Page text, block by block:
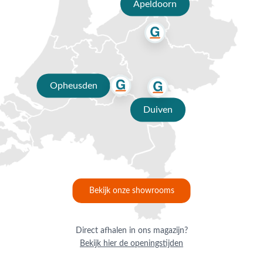
een vrijhangende parasol ontstaat. Om die reden wordt dit type ook
wel een hangparasol genoemd. Het voordeel van zweefparasols is dat
de voet naast de tafel of zithoek kan worden geplaatst. Zo staat hij
niet in de weg en kun je meer schaduw creëren met een minder grote
zonwering. Voor maximale beschutting die met de zon meedraait, kun
je ook kiezen voor een kantelbare variant die soms tot wel 360 graden
om zijn eigen as kan draaien. Zweefparasols zijn ontzettend stijlvol en
praktisch in gebruik. Ze zijn over het algemeen groter dan
stokparasols, waardoor deze vooral geschikt zijn voor grotere tuinen
en terrassen.
Hoe groot moet mijn parasol zijn?
De juiste maat parasol kiezen lijkt misschien lastig, maar met
onderstaande eenvoudige stappen kom je er zo achter.
Bepaal de schaduwplek:
Wil je een hele zithoek, je dining set of alleen
een loungegedeelte beschutten? Met het oppervlak dat je wilt
Bereken de schaduw van de parasol:
Door van de langste zijde van een
Apeldoorn
Opheusden
Duiven
Bekijk onze showrooms
Direct afhalen in ons magazijn?
Bekijk hier de openingstijden